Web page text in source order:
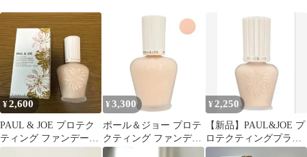
¥2,600
PAUL & JOE プロテク
ティング ファンデーシ
¥ 3,300
ポール＆ジョー プロテ
クティング ファンデー
ション プライマー
¥ 2,250
【新品】PAUL&JOE プ
ロテクティングプライ
マー 01 ハーフサイズ